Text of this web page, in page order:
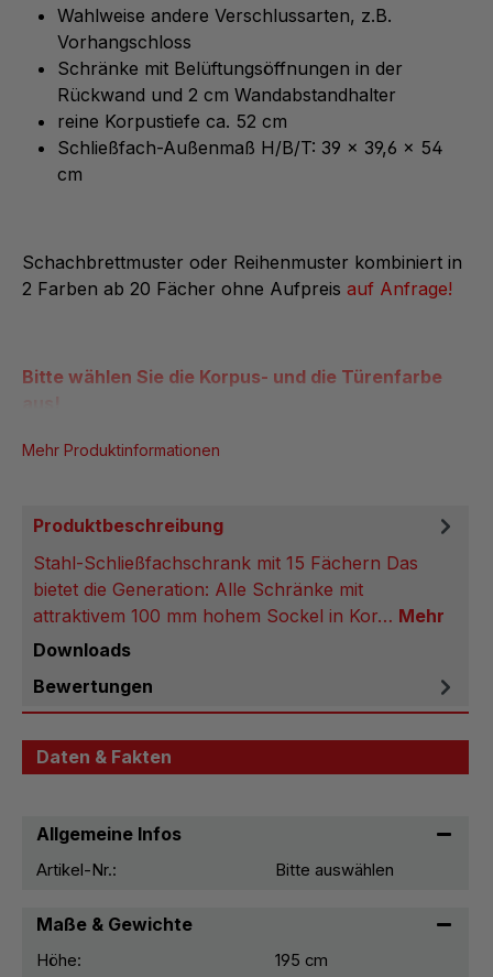
Wahlweise andere Verschlussarten, z.B.
Vorhangschloss
Schränke mit Belüftungsöffnungen in der
Rückwand und 2 cm Wandabstandhalter
reine Korpustiefe ca. 52 cm
Schließfach-Außenmaß H/B/T: 39 x 39,6 x 54
cm
Schachbrettmuster oder Reihenmuster kombiniert in
2 Farben ab 20 Fächer ohne Aufpreis auf Anfrage!
Bitte wählen Sie die Korpus- und die Türenfarbe
Mehr Produktinformationen
Produktbeschreibung
Stahl-Schließfachschrank mit 15 Fächern Das
bietet die Generation: Alle Schränke mit
attraktivem 100 mm hohem Sockel in Kor… Mehr
Downloads
Bewertungen
Daten & Fakten
Allgemeine Infos
Artikel-Nr.: Bitte auswählen
Maße & Gewichte
Höhe:
195 cm